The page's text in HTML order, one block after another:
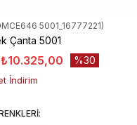
5001_16777221)
Çanta 5001
₺10.325,00 30
İndirim